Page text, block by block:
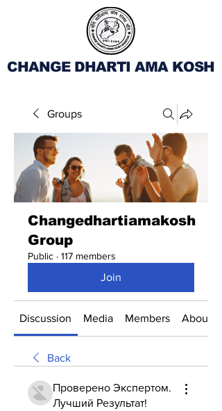
CHANGE DHARTI AMA KOSH
Groups
Changedhartiamakosh
Group
Public · 117 members
Join
Discussion Media Members About
Back
Проверено Экспертом.
Лучший Результат!